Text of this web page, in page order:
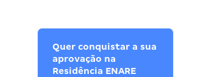
Quer conquistar a sua
aprovação na
Residência ENARE